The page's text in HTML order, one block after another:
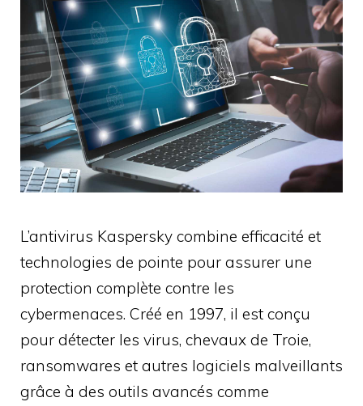
L’antivirus Kaspersky combine efficacité et
technologies de pointe pour assurer une
protection complète contre les
cybermenaces. Créé en 1997, il est conçu
pour détecter les virus, chevaux de Troie,
ransomwares et autres logiciels malveillants
grâce à des outils avancés comme